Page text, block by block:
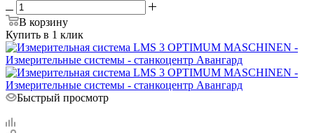
В корзину
Купить в 1 клик
Быстрый просмотр